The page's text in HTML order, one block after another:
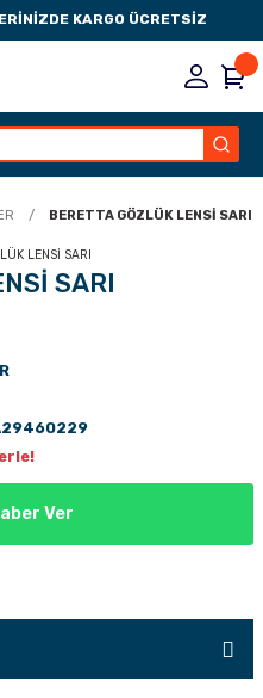
KARGO ÜCRETSİZ
BERETTA GÖZLÜK LENSİ SARI
SARI
Ver